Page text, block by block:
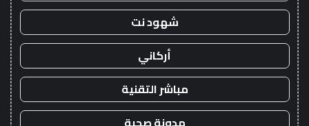
شهود نت
أركاني
مباشر التقنية